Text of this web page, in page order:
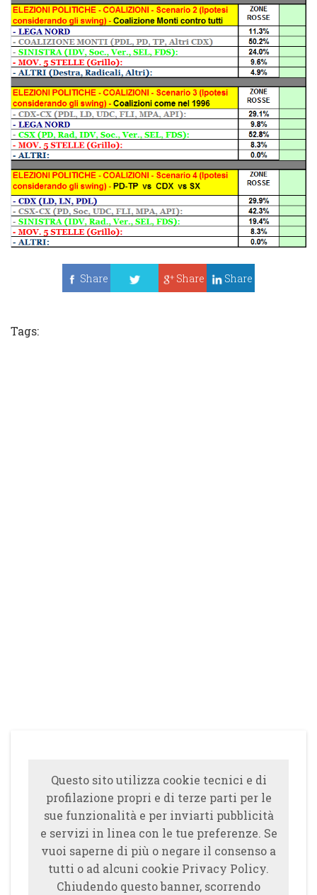
Share
Share Share
Tags:
Questo sito utilizza cookie tecnici e di
profilazione propri e di terze parti per le
sue funzionalità e per inviarti pubblicità
e servizi in linea con le tue preferenze. Se
vuoi saperne di più o negare il consenso a
tutti o ad alcuni cookie Privacy Policy.
Chiudendo questo banner, scorrendo